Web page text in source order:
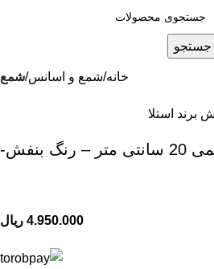
جستجو
خانه شمع و اسانس شمع
بسته 5 عددی شمع قلمی 20 سانتی متر – رنگ بنفش-
4.950.000 ریال